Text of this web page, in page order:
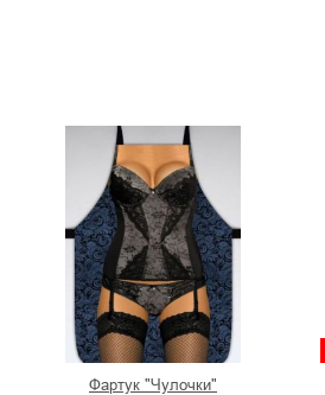
Фартук "Чулочки"